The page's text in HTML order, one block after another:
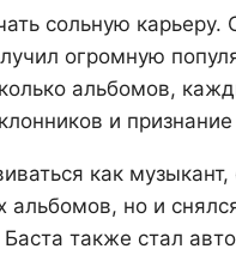
сольную
огромную
альбомов,
и признание
как
альбомов, но и
также стал